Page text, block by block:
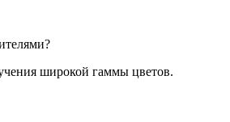
широкой гаммы цветов.